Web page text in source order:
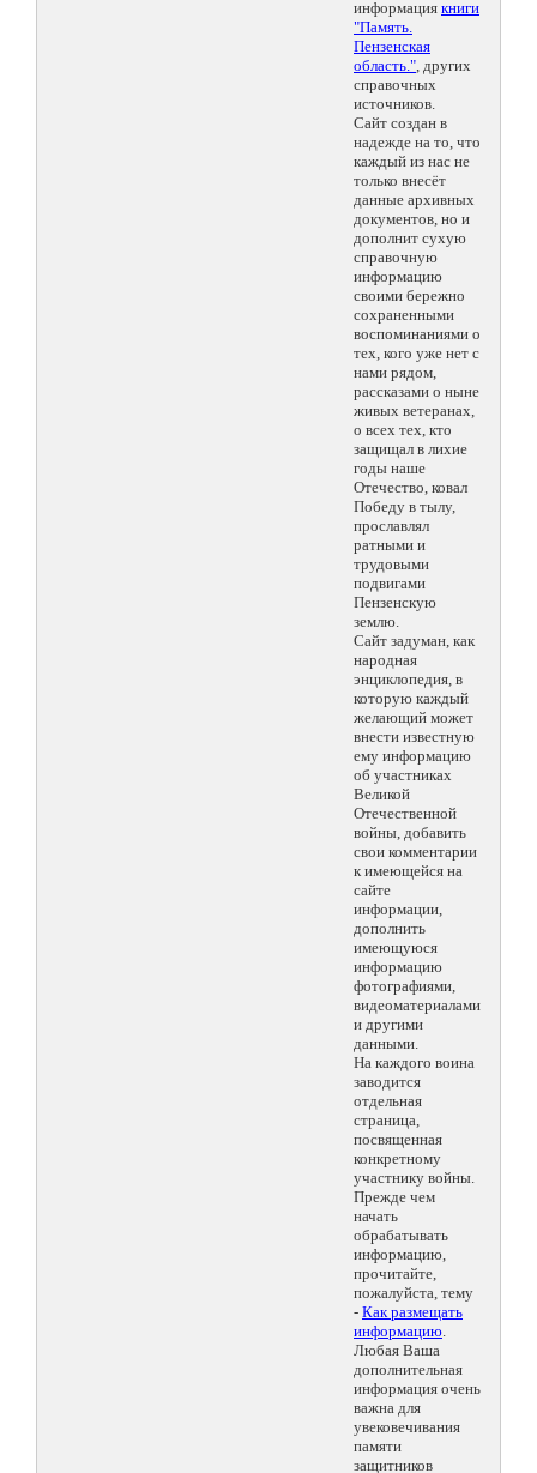
информация книги
"Память.
Пензенская
область.", других
справочных
источников.
Сайт создан в
надежде на то, что
каждый из нас не
только внесёт
данные архивных
документов, но и
дополнит сухую
справочную
информацию
своими бережно
сохраненными
воспоминаниями о
тех, кого уже нет с
нами рядом,
рассказами о ныне
живых ветеранах,
о всех тех, кто
защищал в лихие
годы наше
Отечество, ковал
Победу в тылу,
прославлял
ратными и
трудовыми
подвигами
Пензенскую
землю.
Сайт задуман, как
народная
энциклопедия, в
которую каждый
желающий может
внести известную
ему информацию
об участниках
Великой
Отечественной
войны, добавить
свои комментарии
к имеющейся на
сайте
информации,
дополнить
имеющуюся
информацию
фотографиями,
видеоматериалами
и другими
данными.
На каждого воина
заводится
отдельная
страница,
посвященная
конкретному
участнику войны.
Прежде чем
начать
обрабатывать
информацию,
прочитайте,
пожалуйста, тему
- Как размещать
информацию.
Любая Ваша
дополнительная
информация очень
важна для
увековечивания
памяти
защитников